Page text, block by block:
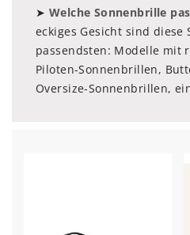
➤ Welche Sonnenbrille
eckiges Gesicht sind diese
passendsten: Modelle mit
Piloten-Sonnenbrillen,
Oversize-Sonnenbrillen,